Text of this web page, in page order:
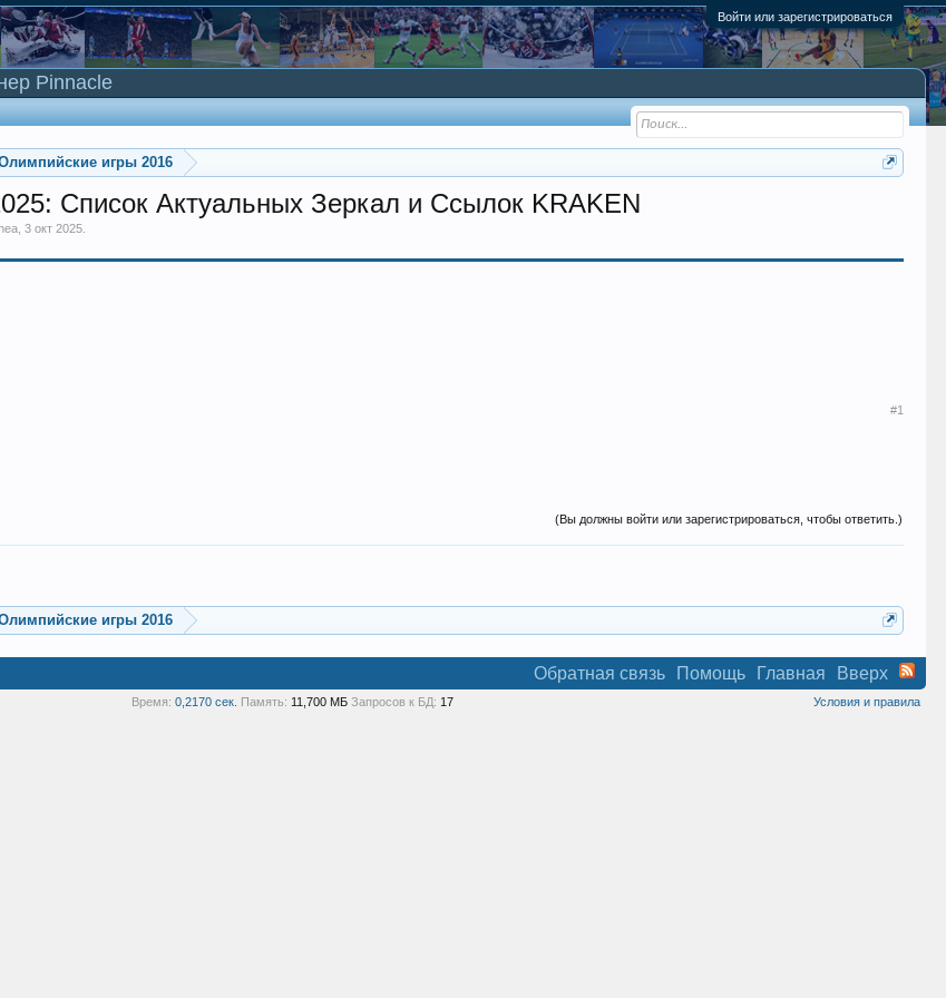
Войти или зарегистрироваться
игры 2016
Список Актуальных Зеркал и Ссылок KRAKЕN
,3 окт 2025
#1
(Вы должны войти или зарегистрироваться, чтобы ответить.)
игры 2016
Pinnacle
Обратная связь Помощь Главная Вверх
Условия и правила
Время: 0,2170 сек. Память: 11,700 МБ Запросов к БД: 17